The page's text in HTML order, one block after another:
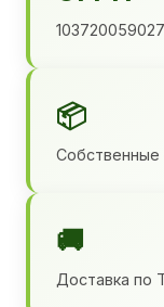
📦
Собственные
🚚
Доставка по